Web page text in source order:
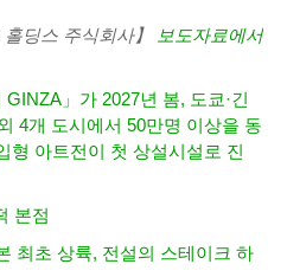
홀딩스 주식회사】
보도자료에서
GINZA」가 2027년 봄, 도쿄·긴
4개 도시에서 50만명 이상을 동
형 아트전이 첫 상설시설로 진
본점
최초 상륙, 전설의 스테이크 하